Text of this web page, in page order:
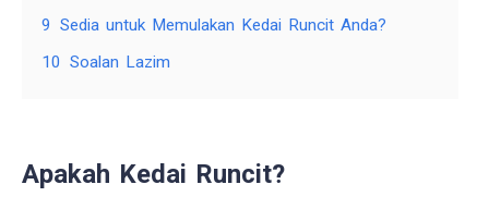
9 Sedia untuk Memulakan Kedai Runcit Anda?
10 Soalan Lazim
Apakah Kedai Runcit?